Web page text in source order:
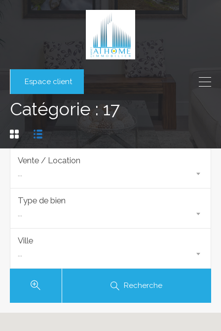
Espace client
Catégorie : 17
Vente / Location
...
Type de bien
...
Ville
...
Recherche